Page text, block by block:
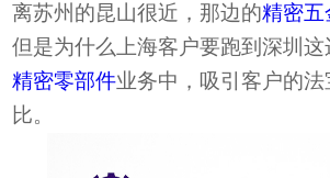
离苏州的昆山很近，那边的精密五
但是为什么上海客户要跑到深圳
精密零部件业务中，吸引客户的
比。